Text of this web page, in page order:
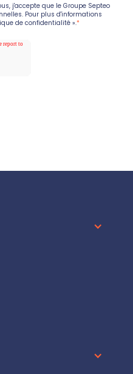
j'accepte que le Groupe Septeo
Pour plus d'informations
de confidentialité ».*